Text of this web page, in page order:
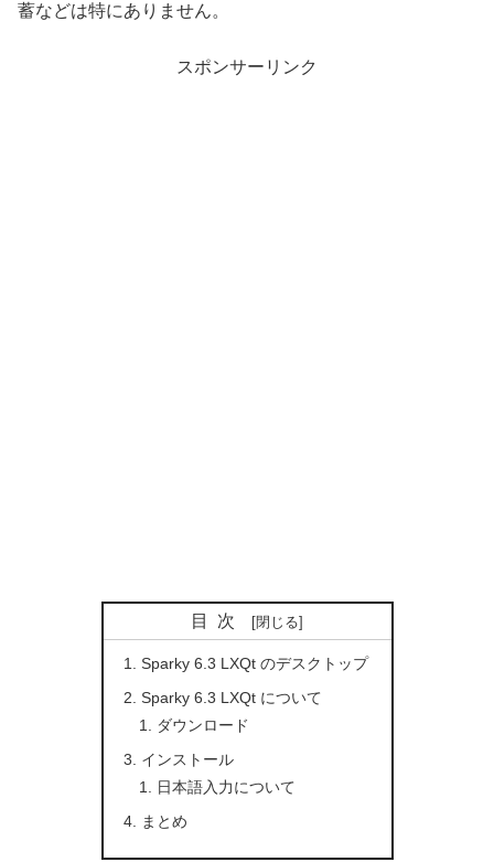
蓄などは特にありません。
スポンサーリンク
目次
Sparky 6.3 LXQt のデスクトップ
Sparky 6.3 LXQt について
ダウンロード
インストール
日本語入力について
まとめ